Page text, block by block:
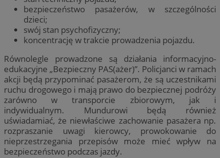
bezpieczeństwo pasażerów, w szczególności
dzieci;
swój stan psychofizyczny;
koncentrację w trakcie prowadzenia pojazdu.
Równolegle prowadzone są działania informacyjno-
edukacyjne „Bezpieczny PAS(ażer)”. Policjanci w ramach
akcji będą przypominać pasażerom, że są uczestnikami
ruchu drogowego i mają prawo do bezpiecznej podróży
zarówno w transporcie zbiorowym, jak i
indywidualnym. Mundurowi będą również
uświadamiać, że niewłaściwe zachowanie pasażera np.
rozpraszanie uwagi kierowcy, prowokowanie do
nieprzestrzegania przepisów może mieć wpływ na
bezpieczeństwo podczas jazdy.